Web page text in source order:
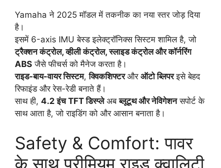
Yamaha ने 2025 मॉडल में तकनीक का नया स्तर जोड़ दिया
है।
इसमें 6-axis IMU बेस्ड इलेक्ट्रॉनिक्स सिस्टम शामिल है, जो
ट्रैक्शन कंट्रोल, व्हीली कंट्रोल, स्लाइड कंट्रोल और कॉर्नरिंग
ABS जैसे फीचर्स को मैनेज करता है।
राइड-बाय-वायर सिस्टम,क्विकशिफ्टरऔर ऑटो ब्लिपरइसे बेहद
रिफाइंड और रेस-रेडी बनाते हैं।
साथ ही, 4.2 इंच TFT डिस्प्लेअबब्लूटूथ और नेविगेशनसपोर्ट के
साथ आता है, जो राइडिंग को और आसान बनाता है।
Safety & Comfort: पावर
के साथ प्रीमियम राइड क्वालिटी